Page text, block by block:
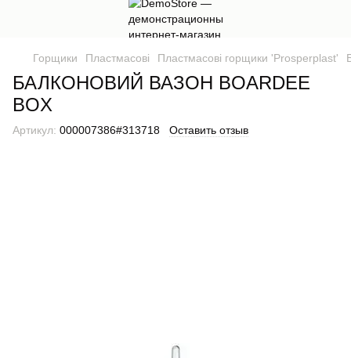
Горщики Пластмасові Пластмасові горщики 'Prosperplast'
БАЛКОНОВИЙ ВАЗОН BOARDEE
BOX
Артикул: 000007386#313718 Оставить отзыв